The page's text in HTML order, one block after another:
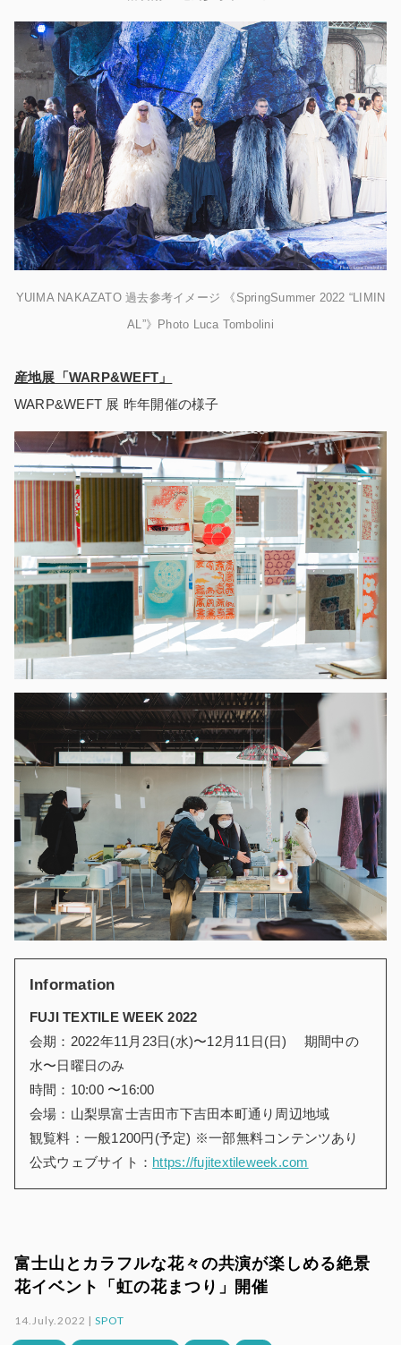
YUIMA NAKAZATO 過去参考イメージ 《SpringSummer 2022 “LIMIN
AL”》Photo Luca Tombolini
産地展「WARP&WEFT」
WARP&WEFT 展 昨年開催の様子
Information
FUJI TEXTILE WEEK 2022
会期：2022年11月23日(水)〜12月11日(日) 期間中の
水〜日曜日のみ
時間：10:00 〜16:00
会場：山梨県富士吉田市下吉田本町通り周辺地域
観覧料：一般1200円(予定) ※一部無料コンテンツあり
公式ウェブサイト： https://fujitextileweek.com
富士山とカラフルな花々の共演が楽しめる絶景
花イベント「虹の花まつり」開催
14.July.2022 |SPOT